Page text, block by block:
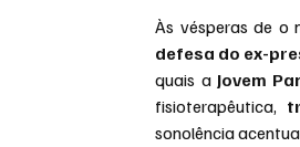
Às vésperas de o
defesa do ex-
quais a Jovem
fisioterapêutica,
sonolência